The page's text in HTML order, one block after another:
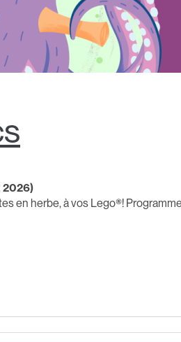
2026)
en herbe, à vos Lego®!